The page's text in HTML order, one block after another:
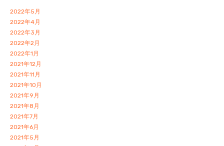
2022年5月
2022年4月
2022年3月
2022年2月
2022年1月
2021年12月
2021年11月
2021年10月
2021年9月
2021年8月
2021年7月
2021年6月
2021年5月